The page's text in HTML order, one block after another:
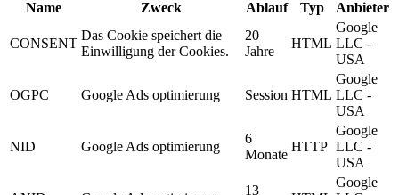
Name Zweck Ablauf Typ Anbieter
CONSENT
Das Cookie speichert die
Einwilligung der Cookies.
20
Jahre
HTML
Google
LLC -
USA
OGPC Google Ads optimierung Session HTML
Google
LLC -
USA
NID Google Ads optimierung
6
Monate
HTTP
Google
LLC -
USA
13
Google